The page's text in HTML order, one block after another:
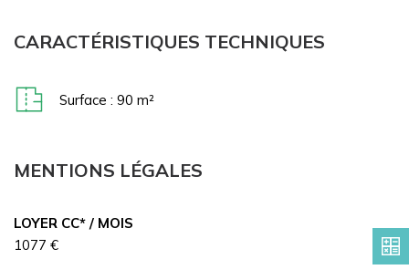
CARACTÉRISTIQUES TECHNIQUES
Surface : 90 m²
MENTIONS LÉGALES
LOYER CC* / MOIS
1077 €